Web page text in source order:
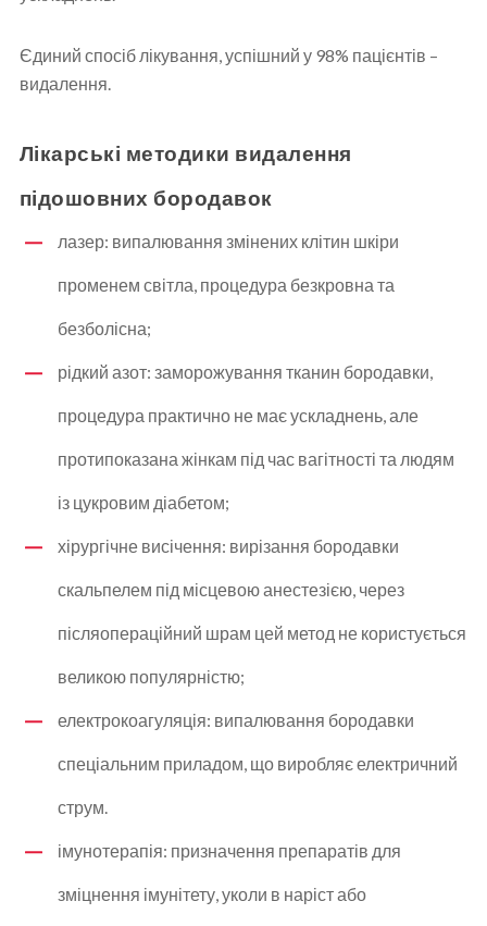
Єдиний спосіб лікування, успішний у 98% пацієнтів –
видалення.
Лікарські методики видалення
підошовних бородавок
лазер: випалювання змінених клітин шкіри
променем світла, процедура безкровна та
безболісна;
рідкий азот: заморожування тканин бородавки,
процедура практично не має ускладнень, але
протипоказана жінкам під час вагітності та людям
із цукровим діабетом;
хірургічне висічення: вирізання бородавки
скальпелем під місцевою анестезією, через
післяопераційний шрам цей метод не користується
великою популярністю;
електрокоагуляція: випалювання бородавки
спеціальним приладом, що виробляє електричний
струм.
імунотерапія: призначення препаратів для
зміцнення імунітету, уколи в наріст або